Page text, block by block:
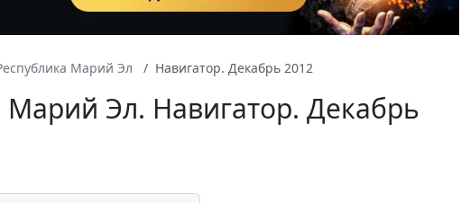
Марий Эл Навигатор. Декабрь 2012
Эл. Навигатор. Декабрь